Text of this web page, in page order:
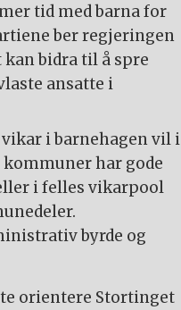
tid med barna for
ber regjeringen
bidra til å spre
ansatte i
i barnehagen vil i
har gode
i felles vikarpool
byrde og
orientere Stortinget